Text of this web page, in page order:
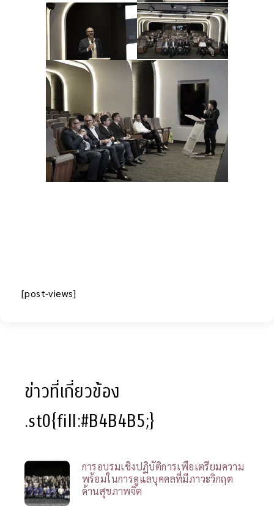
[post-views]
ข่าวที่เกี่ยวข้อง
.st0{fill:#B4B4B5;}
การอบรมเชิงปฏิบัติการเพื่อเตรียมความ
พร้อมในการดูแลบุคคลที่มีภาวะวิกฤต
ด้านสุขภาพจิต